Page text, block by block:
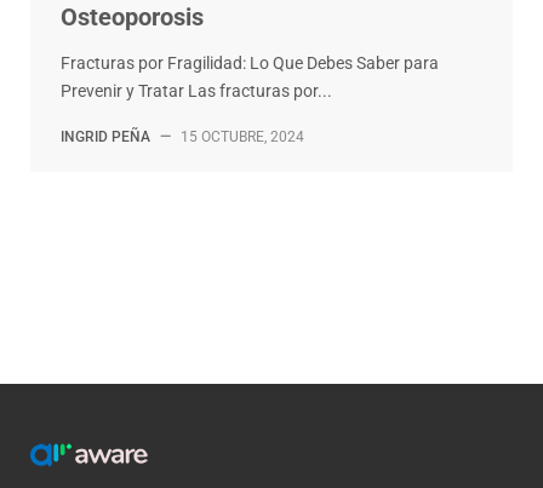
Osteoporosis
Fracturas por Fragilidad: Lo Que Debes Saber para
Prevenir y Tratar Las fracturas por...
INGRID PEÑA — 15 OCTUBRE, 2024